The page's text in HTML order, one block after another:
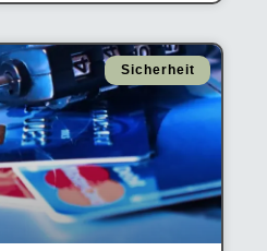
Sicherheit